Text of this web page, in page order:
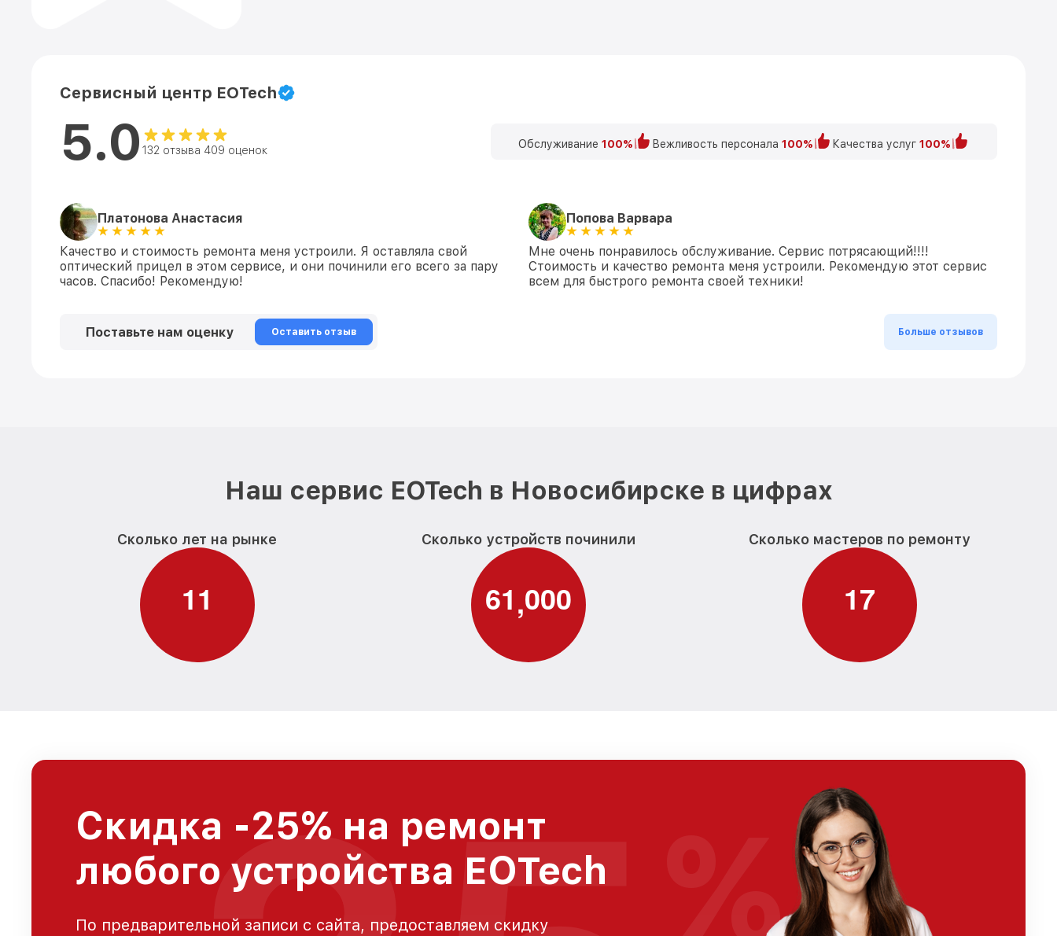
Сервисный центр EOTech
5.0 132 отзыва 409 оценок Обслуживание 100% Вежливость персонала 100% Качества услуг 100%
Платонова Анастасия
Качество и стоимость ремонта меня устроили. Я оставляла свой
оптический прицел в этом сервисе, и они починили его всего за пару
часов. Спасибо! Рекомендую!
Попова Варвара
Мне очень понравилось обслуживание. Сервис потрясающий!!!!
Стоимость и качество ремонта меня устроили. Рекомендую этот сервис
всем для быстрого ремонта своей техники!
Поставьте нам оценку Оставить отзыв Больше отзывов
Наш сервис EOTech в Новосибирске в цифрах
Сколько лет на рынке
11
Сколько устройств починили
61,000
Сколько мастеров по ремонту
17
Скидка -25% на ремонт
любого устройства EOTech
По предварительной записи с сайта, предоставляем скидку
%